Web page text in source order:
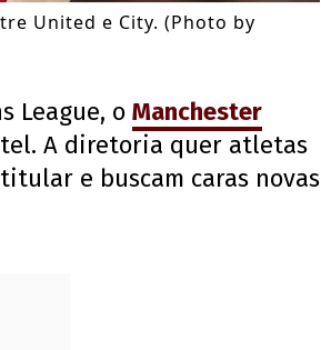
United e City. (Photo by
League, o Manchester
A diretoria quer atletas
e buscam caras novas